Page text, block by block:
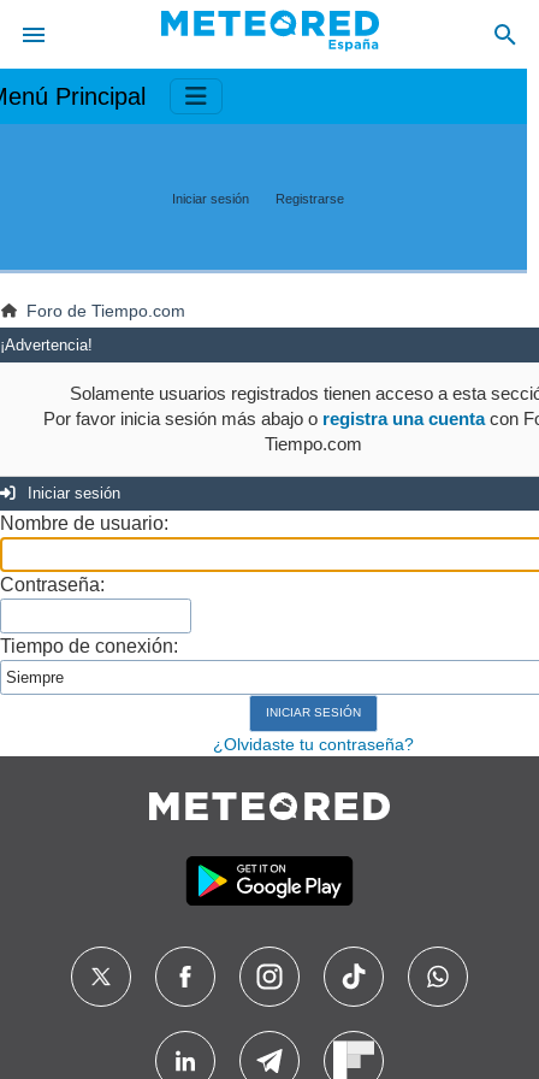
Principal
Iniciar sesión Registrarse
Foro de Tiempo.com
¡Advertencia!
Solamente usuarios registrados tienen acceso a esta
Por favor inicia sesión más abajo o registra una cuentacon
Tiempo.com
Iniciar sesión
Nombre de usuario:
Contraseña:
Tiempo de conexión:
¿Olvidaste tu contraseña?